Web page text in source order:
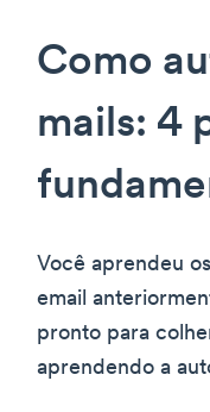
Como
mails: 4
Você aprendeu
email
pronto para
aprendendo a